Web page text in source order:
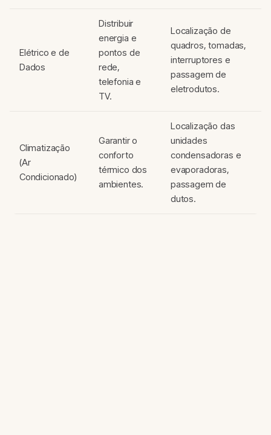
Elétrico e de
Dados
Distribuir
energia e
pontos de
rede,
telefonia e
TV.
Localização de
quadros, tomadas,
interruptores e
passagem de
eletrodutos.
Climatização
(Ar
Condicionado)
Garantir o
conforto
térmico dos
ambientes.
Localização das
unidades
condensadoras e
evaporadoras,
passagem de
dutos.